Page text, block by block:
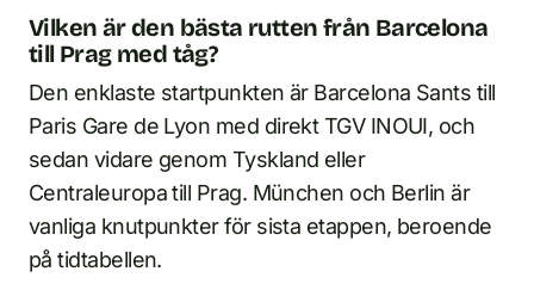
Vilken är den bästa rutten från Barcelona
till Prag med tåg?
Den enklaste startpunkten är Barcelona Sants till
Paris Gare de Lyon med direkt TGV INOUI, och
sedan vidare genom Tyskland eller
Centraleuropa till Prag. München och Berlin är
vanliga knutpunkter för sista etappen, beroende
på tidtabellen.